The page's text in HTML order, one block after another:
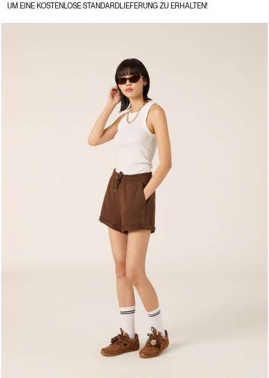
UM EINE KOSTENLOSE STANDARDLIEFERUNG ZU ERHALTEN!